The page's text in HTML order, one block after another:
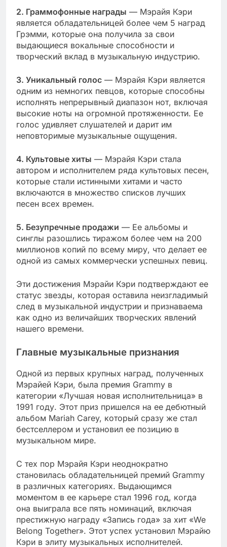
2. Граммофонные награды — Мэрайя Кэри
является обладательницей более чем 5 наград
Грэмми, которые она получила за свои
выдающиеся вокальные способности и
творческий вклад в музыкальную индустрию.
3. Уникальный голос — Мэрайя Кэри является
одним из немногих певцов, которые способны
исполнять непрерывный диапазон нот, включая
высокие ноты на огромной протяженности. Ее
голос удивляет слушателей и дарит им
неповторимые музыкальные ощущения.
4. Культовые хиты — Мэрайя Кэри стала
автором и исполнителем ряда культовых песен,
которые стали истинными хитами и часто
включаются в множество списков лучших
песен всех времен.
5. Безупречные продажи — Ее альбомы и
синглы разошлись тиражом более чем на 200
миллионов копий по всему миру, что делает ее
одной из самых коммерчески успешных певиц.
Эти достижения Мэрайи Кэри подтверждают ее
статус звезды, которая оставила неизгладимый
след в музыкальной индустрии и признаваема
как одно из величайших творческих явлений
нашего времени.
Главные музыкальные признания
Одной из первых крупных наград, полученных
Мэрайей Кэри, была премия Grammy в
категории «Лучшая новая исполнительница» в
1991 году. Этот приз пришелся на ее дебютный
альбом Mariah Carey, который сразу же стал
бестселлером и установил ее позицию в
музыкальном мире.
С тех пор Мэрайя Кэри неоднократно
становилась обладательницей премий Grammy
в различных категориях. Выдающимся
моментом в ее карьере стал 1996 год, когда
она выиграла все пять номинаций, включая
престижную награду «Запись года» за хит «We
Belong Together». Этот успех установил Мэрайю
Кэри в элиту музыкальных исполнителей.